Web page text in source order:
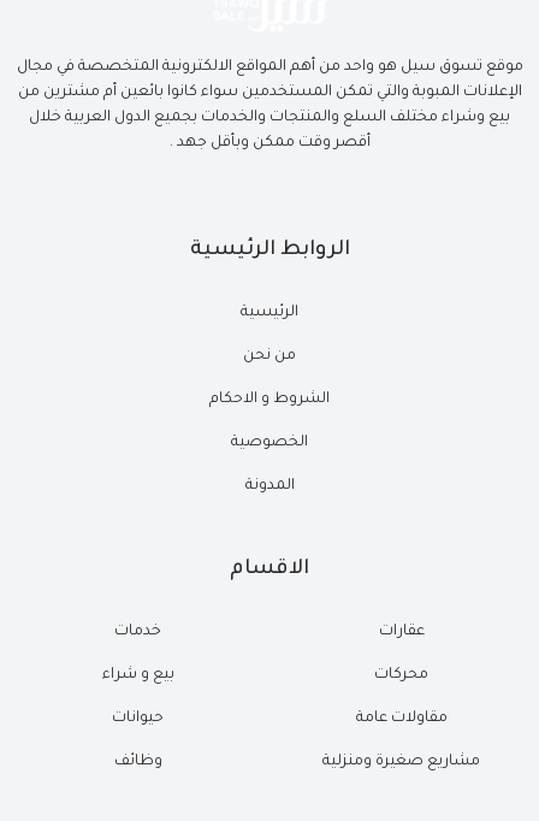
موقع تسوق سيل هو واحد من أهم المواقع الالكترونية المتخصصة في مجال
الإعلانات المبوبة والتي تمكن المستخدمين سواء كانوا بائعين أم مشترين من
بيع وشراء مختلف السلع والمنتجات والخدمات بجميع الدول العربية خلال
أقصر وقت ممكن وبأقل جهد .
الروابط الرئيسية
الرئيسية
من نحن
الشروط و الاحكام
الخصوصية
المدونة
الاقسام
عقارات
محركات
مقاولات عامة
مشاريع صغيرة ومنزلية
خدمات
بيع و شراء
حيوانات
وظائف